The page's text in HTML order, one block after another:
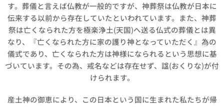
す。葬儀と言えば仏教が一般的ですが、神葬祭は仏教が日本に
伝来する以前から存在していたといわれています。また、神葬
祭は亡くなられた方を極楽浄土(天国)へ送る仏式の葬儀とは異
なり、『亡くなられた方に家の護り神となっていただく』為の
儀式であり、亡くなられた方は神様になられるという思想に基
づいています。その為、戒名などは存在せず、諡(おくりな)が付
けられます。
産土神の御恵により、この日本という国に生まれた私たちが帰